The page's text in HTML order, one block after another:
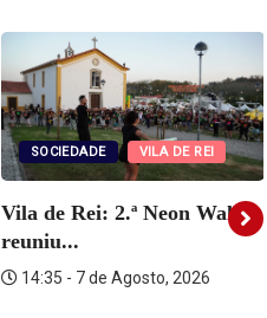
SOCIEDADE VILA DE REI
Vila de Rei: 2.ª Neon Walk
reuniu...
14:35 - 7 de Agosto, 2026